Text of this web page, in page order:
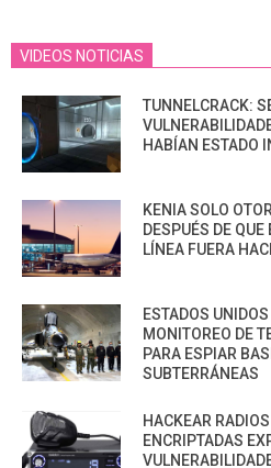
VIDEOS NOTICIAS
TUNNELCRACK:
HABÍAN ESTADO
KENIA SOLO
DESPUÉS DE
LÍNEA FUERA
ESTADOS
MONITOREO DE
PARA ESPIAR
SUBTERRÁNEAS
HACKEAR
ENCRIPTADAS